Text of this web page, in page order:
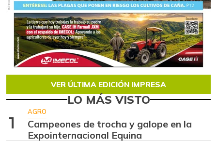
VER ÚLTIMA EDICIÓN IMPRESA
LO MÁS VISTO
1
AGRO
Campeones de trocha y galope en la
Expointernacional Equina